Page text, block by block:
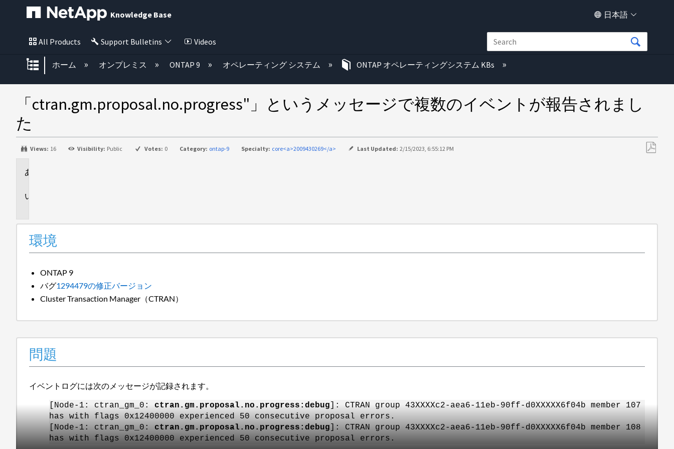
Knowledge Base 日本語
All Products Support Bulletins Videos
グローバル階層を展開/折りたたむ
ホーム オンプレミス ONTAP 9 オペレーティング システム ONTAP オペレーティングシステム KBs
「ctran.gm.proposal.no.progress"」というメッセージで複数のイベントが報告されまし
た
Views: 16 Visibility: Public Votes: 0 Category: ontap-9 Specialty: core<a>2009430269</a> Last Updated: 2/15/2023, 6:55:12 PM
環境
ONTAP 9
バグ1294479の修正バージョン
Cluster Transaction Manager（CTRAN）
問題
イベントログには次のメッセージが記録されます。
[Node-1: ctran_gm_0: ctran.gm.proposal.no.progress:debug ]: CTRAN group 43XXXXc2-aea6-11eb-90ff-d0XXXXX6f04b member 107
has with flags 0x12400000 experienced 50 consecutive proposal errors.
[Node-1: ctran_gm_0: ctran.gm.proposal.no.progress:debug ]: CTRAN group 43XXXXc2-aea6-11eb-90ff-d0XXXXX6f04b member 108
has with flags 0x12400000 experienced 50 consecutive proposal errors.